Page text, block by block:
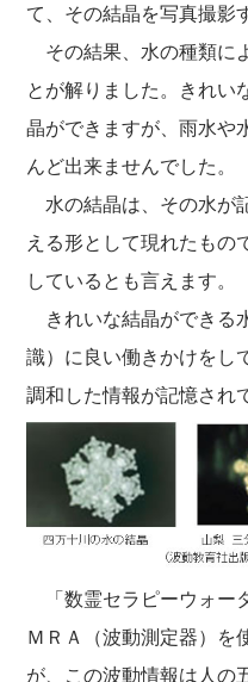
て、その結晶を写真撮影
その結果、水の種類に
とが解りました。きれい
晶ができますが、雨水や
んど出来ませんでした。
水の結晶は、その水が
える形として現れたもの
しているとも言えます。
きれいな結晶ができる
識）に良い働きかけをし
調和した情報が記憶され
「数霊セラピーウォー
ＭＲＡ（波動測定器）を
が、この波動情報は人の